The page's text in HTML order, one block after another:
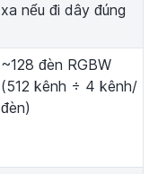
xa nếu đi dây đúng
~128 đèn RGBW
(512 kênh ÷ 4 kênh/
đèn)